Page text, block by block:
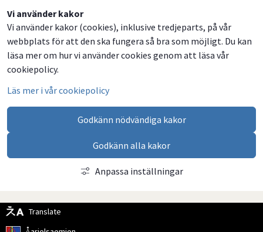
Vi använder kakor
Vi använder kakor (cookies), inklusive tredjeparts, på vår
webbplats för att den ska fungera så bra som möjligt. Du kan
läsa mer om hur vi använder cookies genom att läsa vår
cookiepolicy.
Läs mer i vår cookiepolicy
Godkänn nödvändiga kakor
Godkänn alla kakor
Anpassa inställningar
Translate
Dela
på
Facebook
Dela
på
Twitter
Dela
på
LinkedIn
Dela
via
email